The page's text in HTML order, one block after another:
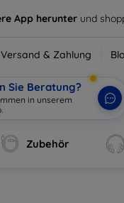
App herunter und
Versand & Zahlung
Sie Beratung?
Zubehör